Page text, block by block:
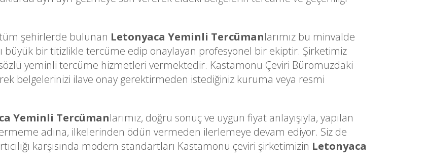
şehirlerde bulunan Letonyaca Yeminli Tercümanlarımız bu minvalde
bir titizlikle tercüme edip onaylayan profesyonel bir ekiptir. Şirketimiz
sözlü yeminli tercüme hizmetleri vermektedir. Kastamonu Çeviri Büromuzdaki
belgelerinizi ilave onay gerektirmeden istediğiniz kuruma veya resmi
Yeminli Tercümanlarımız, doğru sonuç ve uygun fiyat anlayışıyla, yapılan
adına, ilkelerinden ödün vermeden ilerlemeye devam ediyor. Siz de
karşısında modern standartları Kastamonu çeviri şirketimizin Letonyaca